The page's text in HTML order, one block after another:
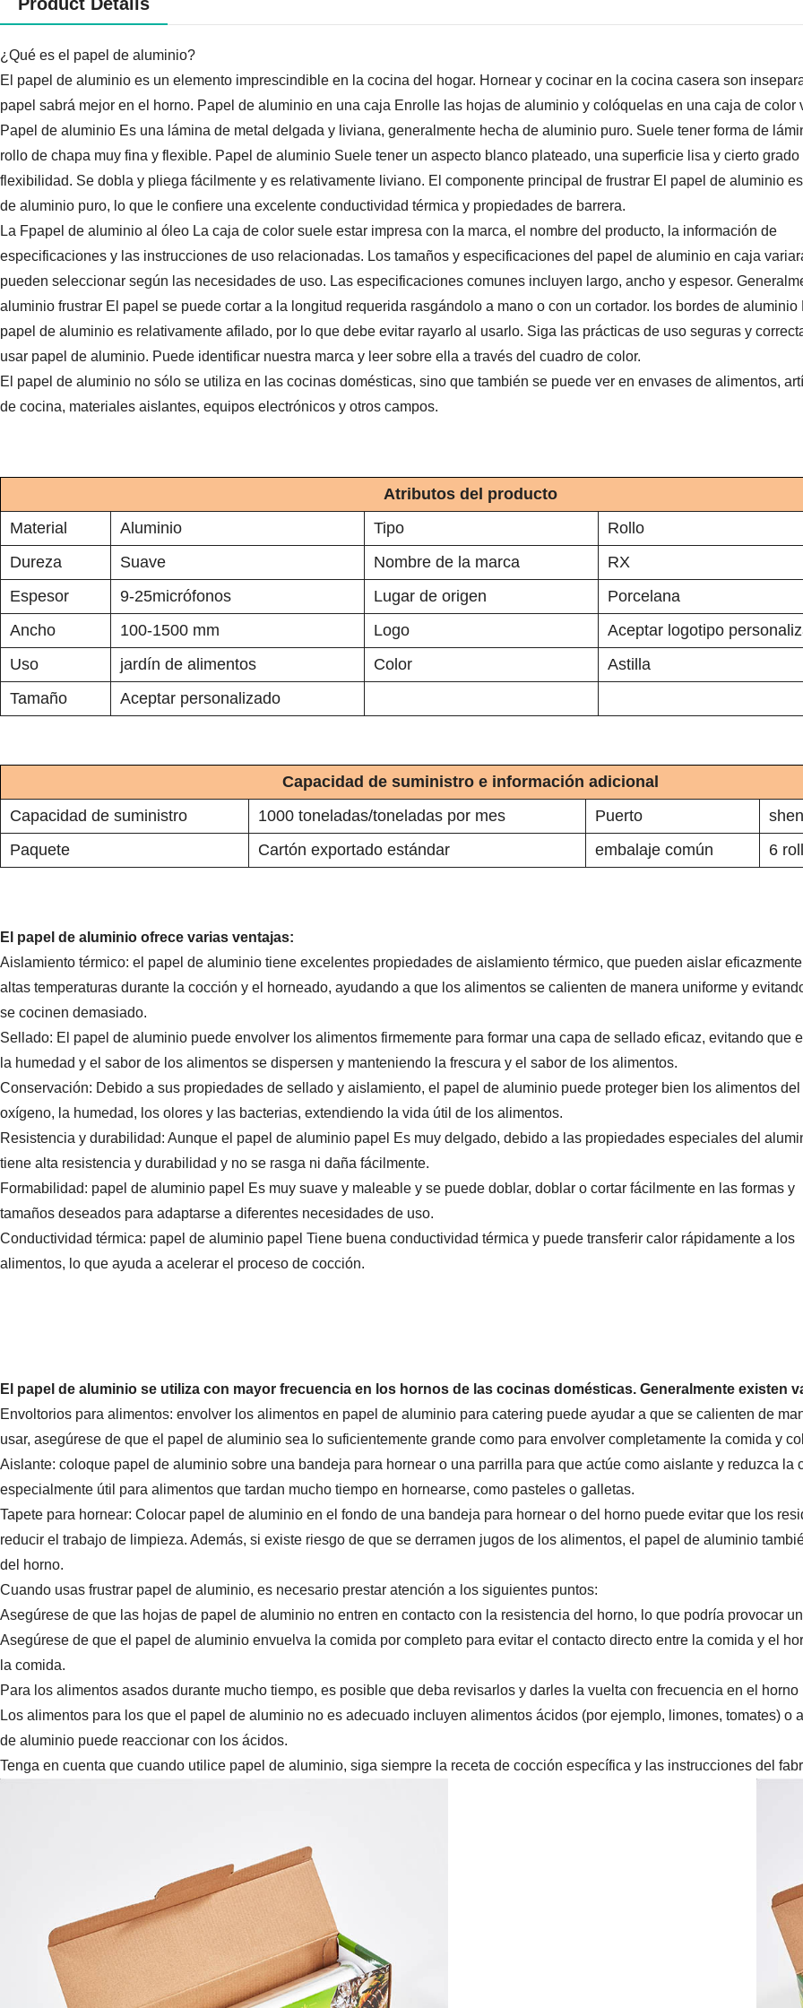
¿Qué es el papel de aluminio?
El papel de aluminio es un elemento imprescindible en la cocina del hogar. Hornear y cocinar en la cocina casera son
papel sabrá mejor en el horno. Papel de aluminio en una caja Enrolle las hojas de aluminio y colóquelas en una caja de
Papel de aluminio Es una lámina de metal delgada y liviana, generalmente hecha de aluminio puro. Suele tener forma de
rollo de chapa muy fina y flexible. Papel de aluminio Suele tener un aspecto blanco plateado, una superficie lisa y cierto grado
flexibilidad. Se dobla y pliega fácilmente y es relativamente liviano. El componente principal de frustrar El papel de aluminio
de aluminio puro, lo que le confiere una excelente conductividad térmica y propiedades de barrera.
La Fpapel de aluminio al óleo La caja de color suele estar impresa con la marca, el nombre del producto, la información de
especificaciones y las instrucciones de uso relacionadas. Los tamaños y especificaciones del papel de aluminio en caja
pueden seleccionar según las necesidades de uso. Las especificaciones comunes incluyen largo, ancho y espesor.
aluminio frustrar El papel se puede cortar a la longitud requerida rasgándolo a mano o con un cortador. los bordes de aluminio
papel de aluminio es relativamente afilado, por lo que debe evitar rayarlo al usarlo. Siga las prácticas de uso seguras y
usar papel de aluminio. Puede identificar nuestra marca y leer sobre ella a través del cuadro de color.
El papel de aluminio no sólo se utiliza en las cocinas domésticas, sino que también se puede ver en envases de alimentos,
de cocina, materiales aislantes, equipos electrónicos y otros campos.
Atributos del producto
Material
Aluminio Tipo
Rollo
Dureza
Suave Nombre de la marca
RX
Espesor
9-25micrófonos Lugar de origen
Porcelana
Ancho
100-1500 mm Logo
Aceptar logotipo
Uso
jardín de alimentos Color
Astilla
Tamaño
Aceptar personalizado
Capacidad de suministro e información adicional
Capacidad de suministro
1000 toneladas/toneladas por mes Puerto
Paquete
Cartón exportado estándar embalaje común 6
El papel de aluminio ofrece varias ventajas:
Aislamiento térmico: el papel de aluminio tiene excelentes propiedades de aislamiento térmico, que pueden aislar
altas temperaturas durante la cocción y el horneado, ayudando a que los alimentos se calienten de manera uniforme y
se cocinen demasiado.
Sellado: El papel de aluminio puede envolver los alimentos firmemente para formar una capa de sellado eficaz, evitando que
la humedad y el sabor de los alimentos se dispersen y manteniendo la frescura y el sabor de los alimentos.
Conservación: Debido a sus propiedades de sellado y aislamiento, el papel de aluminio puede proteger bien los alimentos del
oxígeno, la humedad, los olores y las bacterias, extendiendo la vida útil de los alimentos.
Resistencia y durabilidad: Aunque el papel de aluminio papel Es muy delgado, debido a las propiedades especiales del
tiene alta resistencia y durabilidad y no se rasga ni daña fácilmente.
Formabilidad: papel de aluminio papel Es muy suave y maleable y se puede doblar, doblar o cortar fácilmente en las formas y
tamaños deseados para adaptarse a diferentes necesidades de uso.
Conductividad térmica: papel de aluminio papel Tiene buena conductividad térmica y puede transferir calor rápidamente a los
alimentos, lo que ayuda a acelerar el proceso de cocción.
El papel de aluminio se utiliza con mayor frecuencia en los hornos de las cocinas domésticas. Generalmente existen
Envoltorios para alimentos: envolver los alimentos en papel de aluminio para catering puede ayudar a que se calienten de
usar, asegúrese de que el papel de aluminio sea lo suficientemente grande como para envolver completamente la comida y
Aislante: coloque papel de aluminio sobre una bandeja para hornear o una parrilla para que actúe como aislante y reduzca
especialmente útil para alimentos que tardan mucho tiempo en hornearse, como pasteles o galletas.
Tapete para hornear: Colocar papel de aluminio en el fondo de una bandeja para hornear o del horno puede evitar que los
reducir el trabajo de limpieza. Además, si existe riesgo de que se derramen jugos de los alimentos, el papel de aluminio
del horno.
Cuando usas frustrar papel de aluminio, es necesario prestar atención a los siguientes puntos:
Asegúrese de que las hojas de papel de aluminio no entren en contacto con la resistencia del horno, lo que podría provocar
Asegúrese de que el papel de aluminio envuelva la comida por completo para evitar el contacto directo entre la comida y el
la comida.
Para los alimentos asados durante mucho tiempo, es posible que deba revisarlos y darles la vuelta con frecuencia en el
Los alimentos para los que el papel de aluminio no es adecuado incluyen alimentos ácidos (por ejemplo, limones, tomates)
de aluminio puede reaccionar con los ácidos.
Tenga en cuenta que cuando utilice papel de aluminio, siga siempre la receta de cocción específica y las instrucciones del